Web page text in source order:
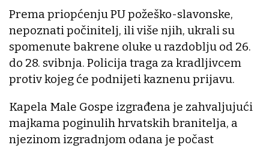
Prema priopćenju PU požeško-slavonske,
nepoznati počinitelj, ili više njih, ukrali su
spomenute bakrene oluke u razdoblju od 26.
do 28. svibnja. Policija traga za kradljivcem
protiv kojeg će podnijeti kaznenu prijavu.
Kapela Male Gospe izgrađena je zahvaljujući
majkama poginulih hrvatskih branitelja, a
njezinom izgradnjom odana je počast